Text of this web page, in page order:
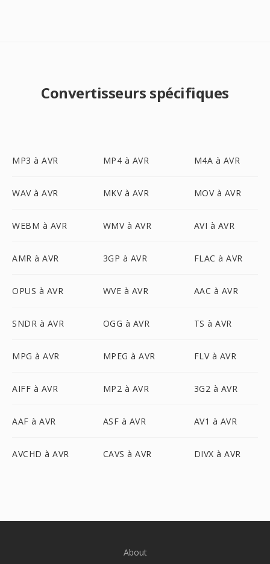
Convertisseurs spécifiques
MP3 à AVR MP4 à AVR M4A à AVR
WAV à AVR MKV à AVR MOV à AVR
WEBM à AVR WMV à AVR AVI à AVR
AMR à AVR 3GP à AVR FLAC à AVR
OPUS à AVR WVE à AVR AAC à AVR
SNDR à AVR OGG à AVR TS à AVR
MPG à AVR MPEG à AVR FLV à AVR
AIFF à AVR MP2 à AVR 3G2 à AVR
AAF à AVR ASF à AVR AV1 à AVR
AVCHD à AVR CAVS à AVR DIVX à AVR
About